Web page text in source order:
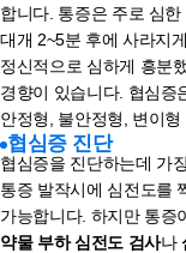
합니다. 통증은 주로 심
대개 2~5분 후에 사라지
정신적으로 심하게 흥분
경향이 있습니다. 협심증
안정형, 불안정형, 변이
협심증 진단
협심증을 진단하는데 가
통증 발작시에 심전도를
가능합니다. 하지만 통증
약물 부하 심전도 검사나